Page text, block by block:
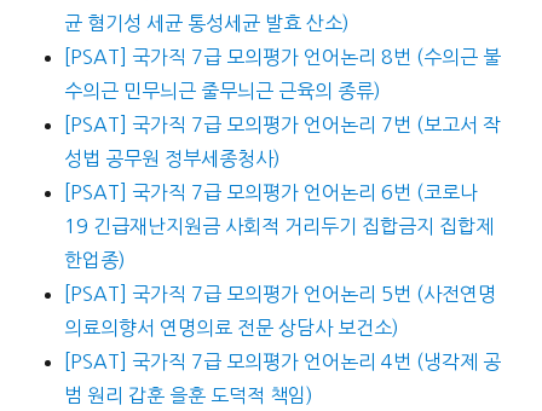
균 혐기성 세균 통성세균 발효 산소)
[PSAT] 국가직 7급 모의평가 언어논리 8번 (수의근 불
수의근 민무늬근 줄무늬근 근육의 종류)
[PSAT] 국가직 7급 모의평가 언어논리 7번 (보고서 작
성법 공무원 정부세종청사)
[PSAT] 국가직 7급 모의평가 언어논리 6번 (코로나
19 긴급재난지원금 사회적 거리두기 집합금지 집합제
한업종)
[PSAT] 국가직 7급 모의평가 언어논리 5번 (사전연명
의료의향서 연명의료 전문 상담사 보건소)
[PSAT] 국가직 7급 모의평가 언어논리 4번 (냉각제 공
범 원리 갑훈 을훈 도덕적 책임)